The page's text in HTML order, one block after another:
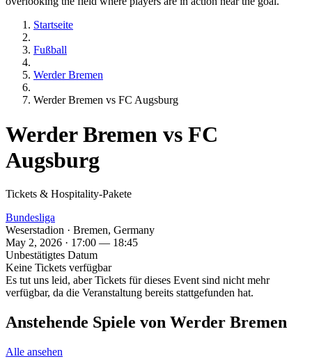
Startseite
Fußball
Werder Bremen
Werder Bremen vs FC Augsburg
Werder Bremen vs FC
Augsburg
Tickets & Hospitality-Pakete
Bundesliga
Weserstadion · Bremen, Germany
May 2, 2026 · 17:00 — 18:45
Unbestätigtes Datum
Keine Tickets verfügbar
Es tut uns leid, aber Tickets für dieses Event sind nicht mehr
verfügbar, da die Veranstaltung bereits stattgefunden hat.
Anstehende Spiele von Werder Bremen
Alle ansehen